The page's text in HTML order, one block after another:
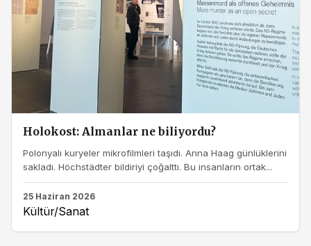
Holokost: Almanlar ne biliyordu?
Polonyalı kuryeler mikrofilmleri taşıdı. Anna Haag günlüklerini
sakladı. Höchstädter bildiriyi çoğalttı. Bu insanların ortak...
25 Haziran 2026
Kültür/Sanat